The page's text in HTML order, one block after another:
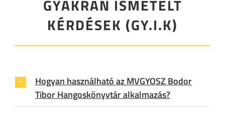
GYAKRAN ISMÉTELT
KÉRDÉSEK (GY.I.K)
Hogyan használható az MVGYOSZ Bodor
Tibor Hangoskönyvtár alkalmazás?